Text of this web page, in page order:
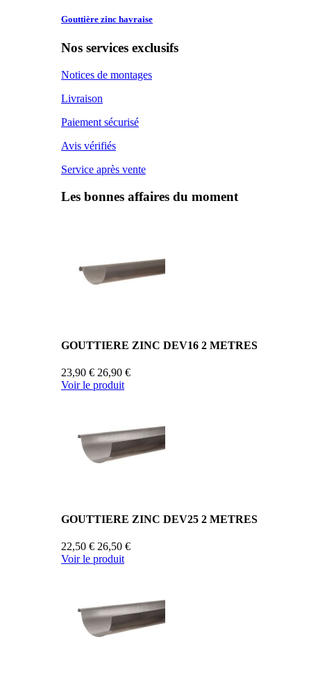
Gouttière zinc havraise
Nos services exclusifs
Notices de montages
Livraison
Paiement sécurisé
Avis vérifiés
Service après vente
Les bonnes affaires du moment
GOUTTIERE ZINC DEV16 2 METRES
23,90 € 26,90 €
Voir le produit
GOUTTIERE ZINC DEV25 2 METRES
22,50 € 26,50 €
Voir le produit